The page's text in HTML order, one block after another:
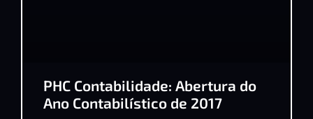
PHC Contabilidade: Abertura do
Ano Contabilístico de 2017